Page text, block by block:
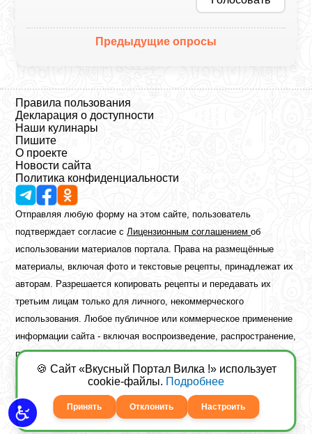
Предыдущие опросы
Правила пользования
Декларация о доступности
Наши кулинары
Пишите
О проекте
Новости сайта
Политика конфиденциальности
Отправляя любую форму на этом сайте, пользователь
подтверждает согласие сЛицензионным соглашениемоб
использовании материалов портала. Права на размещённые
материалы, включая фото и текстовые рецепты, принадлежат их
авторам. Разрешается копировать рецепты и передавать их
третьим лицам только для личного, некоммерческого
использования. Любое публичное или коммерческое применение
информации сайта - включая воспроизведение, распространение,
публикацию или обработку - возможно лишь при наличии
предварительного письменного разрешения правообладателя.
Copyright ©2026 Вкусный Портал Вилка
Сайт построенfreebrush.net
🍪 Сайт «Вкусный Портал Вилка !» использует
cookie-файлы. Подробнее
Принять Отклонить Настроить